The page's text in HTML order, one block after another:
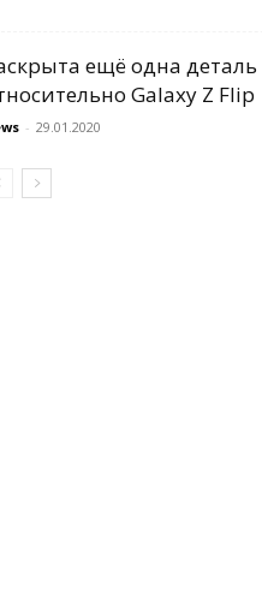
ещё одна деталь
Galaxy Z Flip
- 29.01.2020